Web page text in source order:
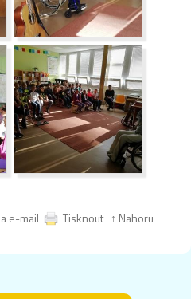
e-mail Tisknout ↑ Nahoru